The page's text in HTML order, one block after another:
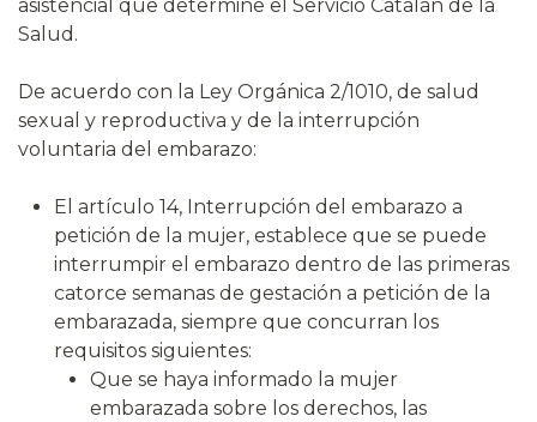
asistencial que determine el Servicio Catalán de la
Salud.
De acuerdo con la Ley Orgánica 2/1010, de salud
sexual y reproductiva y de la interrupción
voluntaria del embarazo:
El artículo 14, Interrupción del embarazo a
petición de la mujer, establece que se puede
interrumpir el embarazo dentro de las primeras
catorce semanas de gestación a petición de la
embarazada, siempre que concurran los
requisitos siguientes:
Que se haya informado la mujer
embarazada sobre los derechos, las